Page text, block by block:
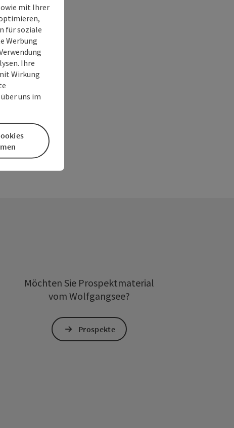
Möchten Sie Prospektmaterial
vom Wolfgangsee?
Prospekte
mit Ihrer
für soziale
Werbung
Ihre
Wirkung
uns im